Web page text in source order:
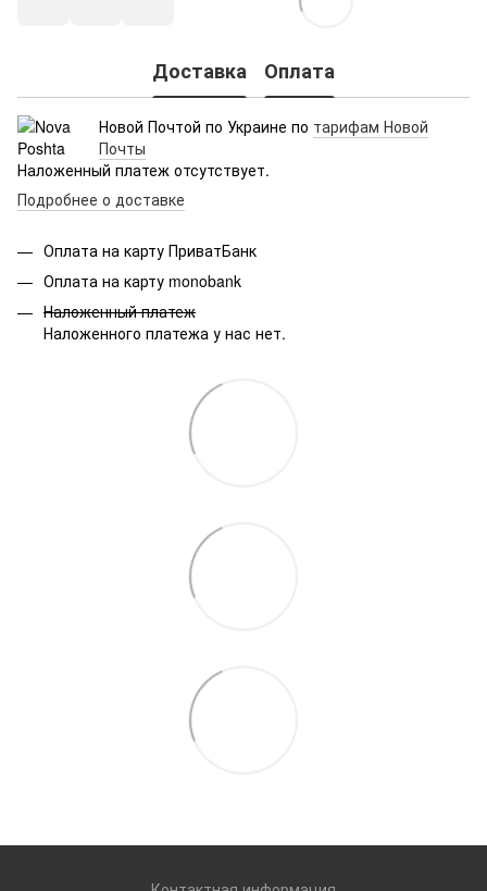
Доставка Оплата
Новой Почтой по Украине по тарифам Новой
Почты
Наложенный платеж отсутствует.
Подробнее о доставке
Оплата на карту ПриватБанк
Оплата на карту monobank
Наложенный платеж
Наложенного платежа у нас нет.